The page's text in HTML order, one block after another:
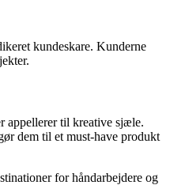
kundeskare. Kunderne
appellerer til kreative sjæle.
dem til et must-have produkt
for håndarbejdere og